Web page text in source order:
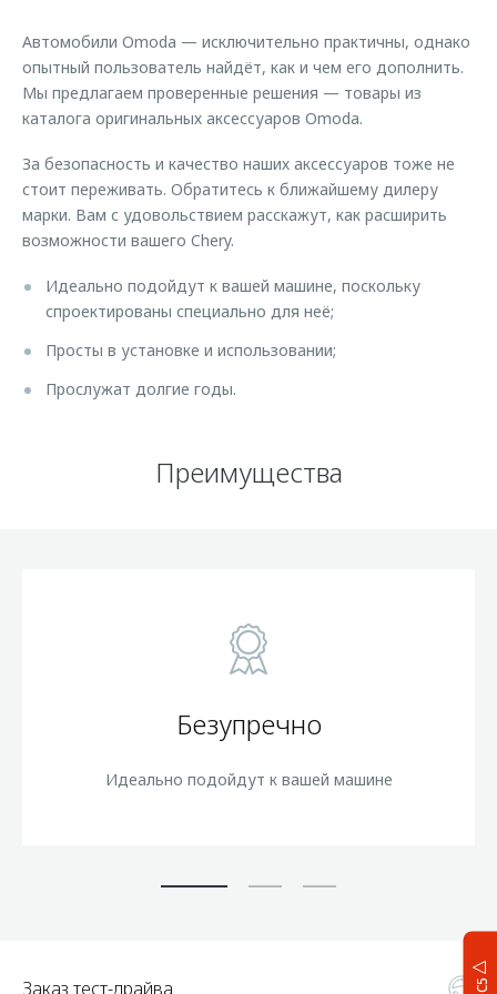
Кредитный калькулятор
Аксессуары
Одежда и сувениры
Оригинальные аксессуары
Запчасти
Трейд-ин
Калькулятор трейд-ин
Клиентская поддержка
O&J Автоклуб
Клуб владельцев OMODA
Приложение O&J
Аксессуары
Оригинальные аксессуары
Запчасти
Обратная связь
Автомобили Omoda — исключительно практичны, однако
опытный пользователь найдёт, как и чем его дополнить.
Мы предлагаем проверенные решения — товары из
каталога оригинальных аксессуаров Omoda.
За безопасность и качество наших аксессуаров тоже не
стоит переживать. Обратитесь к ближайшему дилеру
марки. Вам с удовольствием расскажут, как расширить
возможности вашего Chery.
Идеально подойдут к вашей машине, поскольку
спроектированы специально для неё;
Просты в установке и использовании;
Прослужат долгие годы.
Преимущества
Безупречно
Идеально подойдут к вашей машине
Заказ тест-драйва